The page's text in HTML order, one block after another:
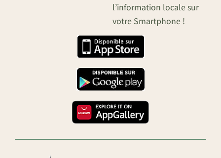
l’information locale sur
votre Smartphone !